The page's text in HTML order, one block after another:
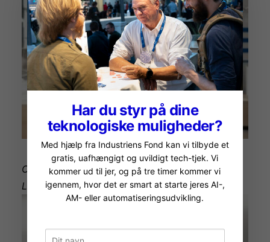
CEO i Dansk AM Hub, Frank Rosengreen
Lorenzen
Har du styr på dine
teknologiske muligheder?
Med hjælp fra Industriens Fond kan vi tilbyde et
gratis, uafhængigt og uvildigt tech-tjek. Vi
kommer ud til jer, og på tre timer kommer vi
igennem, hvor det er smart at starte jeres AI-,
AM- eller automatiseringsudvikling.